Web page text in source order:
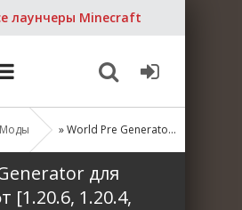
лаунчеры Minecraft
Моды » World Pre Generator для Майнкрафт [1.20.6, 1.20.4, 1.20.2]
для
[1.20.6, 1.20.4,